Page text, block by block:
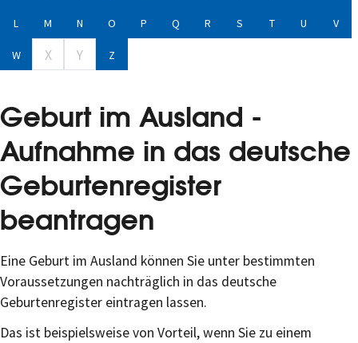
L M N O P Q R S T U V
W X Y Z
Geburt im Ausland -
Aufnahme in das deutsche
Geburtenregister
beantragen
Eine Geburt im Ausland können Sie unter bestimmten
Voraussetzungen nachträglich in das deutsche
Geburtenregister eintragen lassen.
Das ist beispielsweise von Vorteil, wenn Sie zu einem